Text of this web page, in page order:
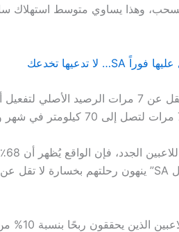
5% إلى 225 ريال قابل للسحب، وهذا يساوي متوسط
في مقابل ذلك، تتطلب بعض العروض رهانًا لا يقل عن 7 مرات الرصيد
وبينما يُظهر
علاوة على ذلك، يُظهر تحليل